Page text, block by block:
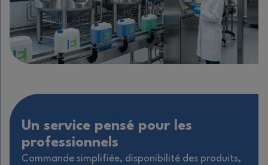
Un service pensé pour les
professionnels
Commande simplifiée, disponibilité des produits,